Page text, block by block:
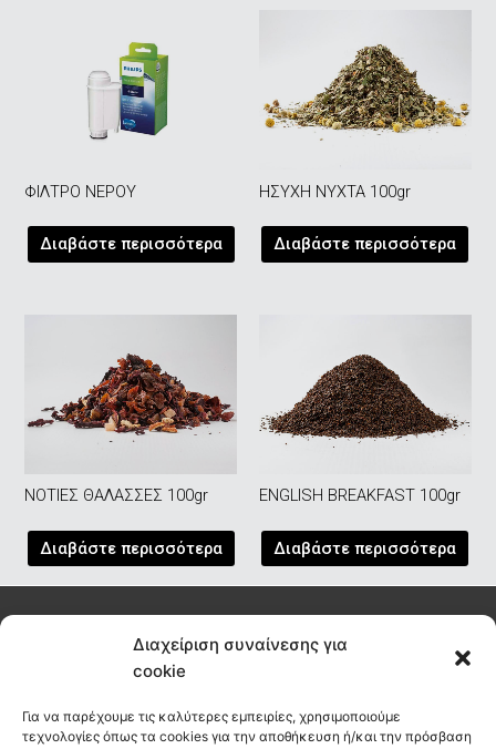
Διαχείριση συναίνεσης για
cookie
Για να παρέχουμε τις καλύτερες εμπειρίες, χρησιμοποιούμε
τεχνολογίες όπως τα cookies για την αποθήκευση ή/και την πρόσβαση
ΦΙΛΤΡΟ ΝΕΡΟΥ
Διαβάστε περισσότερα
ΗΣΥΧΗ ΝΥΧΤΑ 100gr
Διαβάστε περισσότερα
ΝΟΤΙΕΣ ΘΑΛΑΣΣΕΣ 100gr
Διαβάστε περισσότερα
ENGLISH BREAKFAST 100gr
Διαβάστε περισσότερα
Εγγραφείτε σήμερα στο newsletter μας για να μαθαίνετε τα νέα
του habit πριν από όλους
ΕΓΓΡΑΦΗ